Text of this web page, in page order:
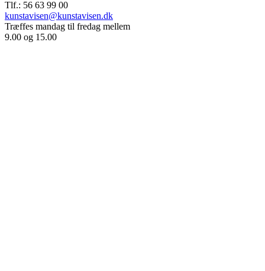
Tlf.: 56 63 99 00
kunstavisen@kunstavisen.dk
Træffes mandag til fredag mellem
9.00 og 15.00